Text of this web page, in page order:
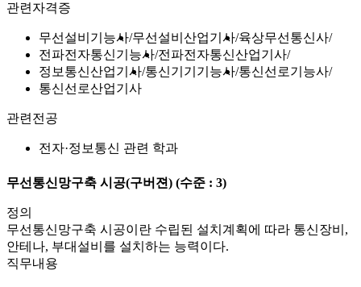
관련자격증
무선설비기능사 무선설비산업기사 육상무선통신사
전파전자통신기능사 전파전자통신산업기사
정보통신산업기사 통신기기기능사 통신선로기능사
통신선로산업기사
관련전공
전자·정보통신 관련 학과
무선통신망구축 시공(구버젼) (수준 : 3)
정의
무선통신망구축 시공이란 수립된 설치계획에 따라 통신장비,
안테나, 부대설비를 설치하는 능력이다.
직무내용